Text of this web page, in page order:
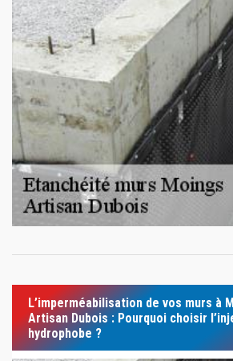
L’imperméabilisation de vos murs à
Artisan Dubois : Pourquoi choisir
hydrophobe ?